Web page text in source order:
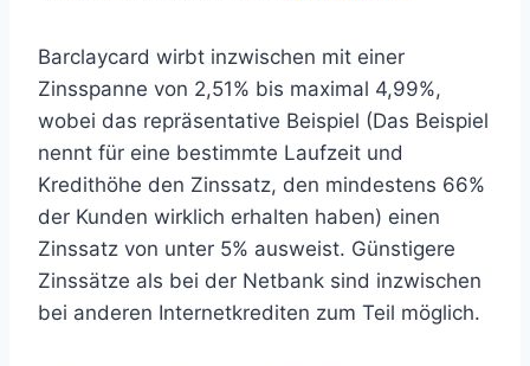
Barclaycard wirbt inzwischen mit einer
Zinsspanne von 2,51% bis maximal 4,99%,
wobei das repräsentative Beispiel (Das Beispiel
nennt für eine bestimmte Laufzeit und
Kredithöhe den Zinssatz, den mindestens 66%
der Kunden wirklich erhalten haben) einen
Zinssatz von unter 5% ausweist. Günstigere
Zinssätze als bei der Netbank sind inzwischen
bei anderen Internetkrediten zum Teil möglich.